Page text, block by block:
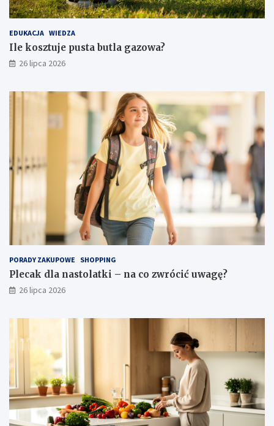
EDUKACJA WIEDZA
Ile kosztuje pusta butla gazowa?
26 lipca 2026
PORADY ZAKUPOWE SHOPPING
Plecak dla nastolatki – na co zwrócić uwagę?
26 lipca 2026